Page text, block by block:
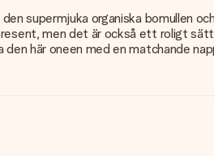
supermjuka organiska bomullen
men det är också ett roligt
här oneen med en matchande